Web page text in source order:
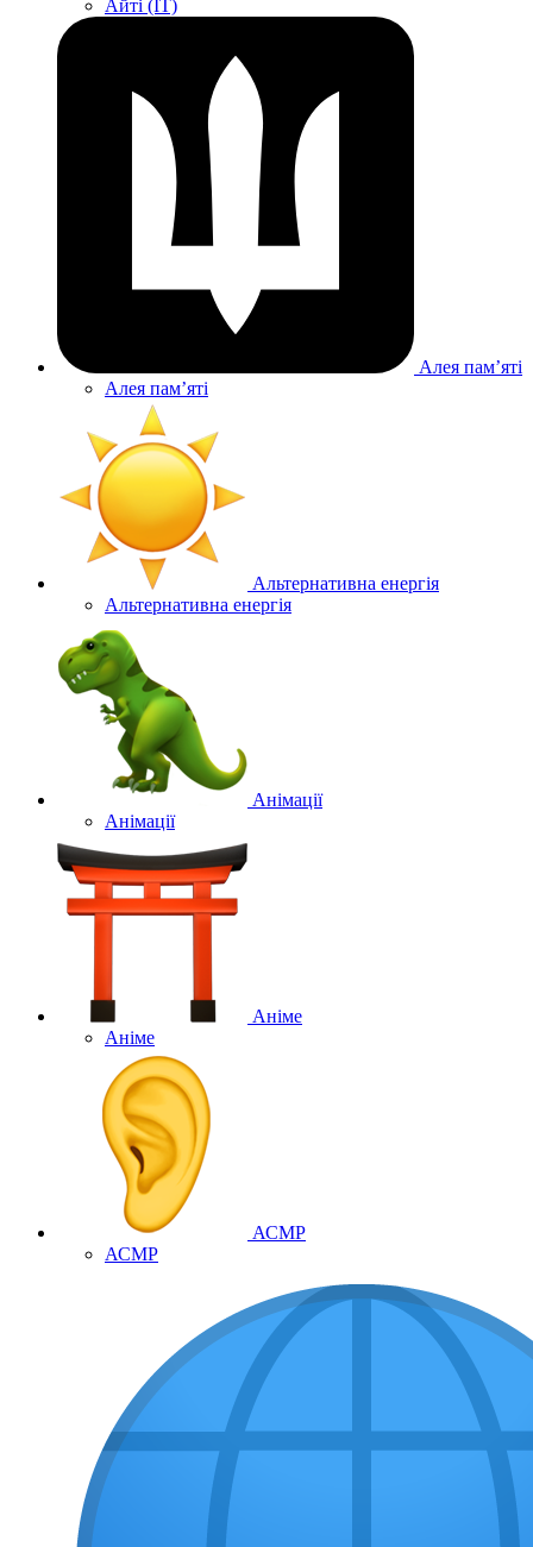
Айті (IT)
Алея памʼяті
Алея памʼяті
Альтернативна енергія
Альтернативна енергія
Анімації
Анімації
Аніме
Аніме
АСМР
АСМР